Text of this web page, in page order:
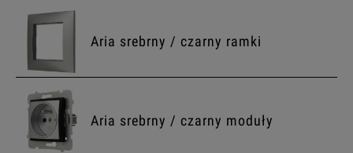
Aria srebrny / czarny ramki
Aria srebrny / czarny moduły